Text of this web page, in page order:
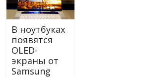
В ноутбуках
появятся
OLED-
экраны от
Samsung